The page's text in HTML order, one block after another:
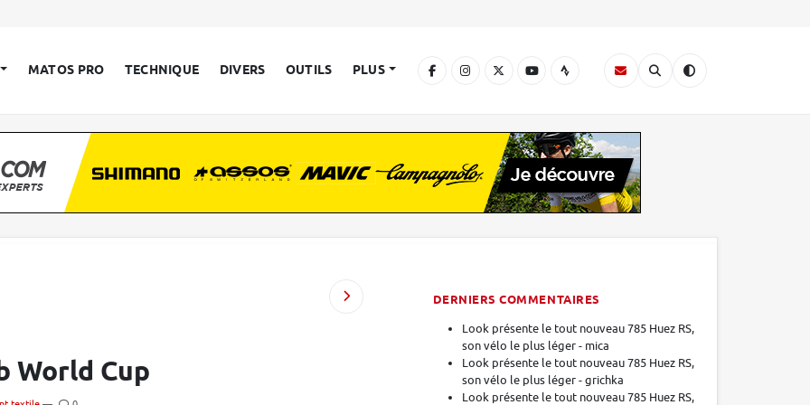
MATOS PRO TECHNIQUE DIVERS OUTILS PLUS
World Cup
DERNIERS COMMENTAIRES
Look présente le tout nouveau 785 Huez RS,
son vélo le plus léger - mica
Look présente le tout nouveau 785 Huez RS,
son vélo le plus léger - grichka
Look présente le tout nouveau 785 Huez RS,